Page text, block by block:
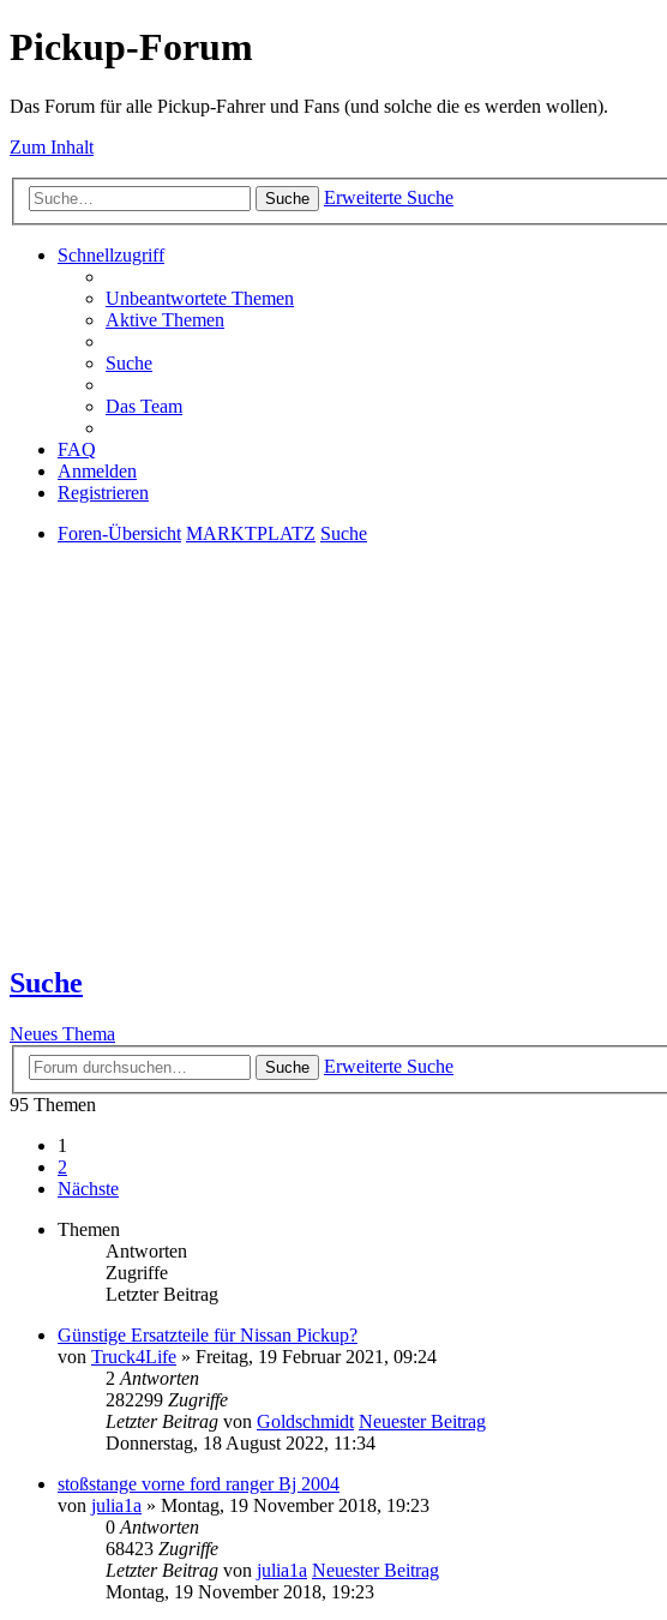
Pickup-Forum
Das Forum für alle Pickup-Fahrer und Fans (und solche die es werden wollen).
Zum Inhalt
Suche Erweiterte Suche
Schnellzugriff
Unbeantwortete Themen
Aktive Themen
Suche
Das Team
FAQ
Anmelden
Registrieren
Foren-Übersicht MARKTPLATZ Suche
Suche
Neues Thema
Suche
Erweiterte Suche
95 Themen
1
2
Nächste
Themen
Antworten
Zugriffe
Letzter Beitrag
Günstige Ersatzteile für Nissan Pickup?
von Truck4Life » Freitag, 19 Februar 2021, 09:24
2 Antworten
282299 Zugriffe
Letzter Beitrag von Goldschmidt Neuester Beitrag
Donnerstag, 18 August 2022, 11:34
stoßstange vorne ford ranger Bj 2004
von julia1a » Montag, 19 November 2018, 19:23
0 Antworten
68423 Zugriffe
Letzter Beitrag von julia1a Neuester Beitrag
Montag, 19 November 2018, 19:23